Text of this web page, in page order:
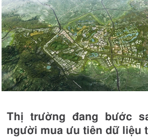
Thị trường đang bước
người mua ưu tiên dữ liệu